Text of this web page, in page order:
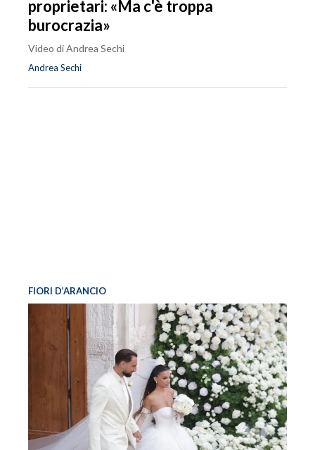
proprietari: «Ma c'è troppa
burocrazia»
Video di Andrea Sechi
Andrea Sechi
FIORI D’ARANCIO